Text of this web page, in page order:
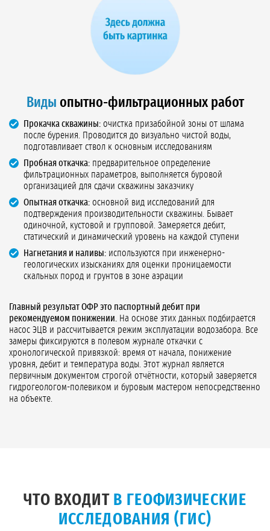
Виды опытно-фильтрационных работ
Прокачка скважины: очистка призабойной зоны от шлама
после бурения. Проводится до визуально чистой воды,
подготавливает ствол к основным исследованиям
Пробная откачка: предварительное определение
фильтрационных параметров, выполняется буровой
организацией для сдачи скважины заказчику
Опытная откачка: основной вид исследований для
подтверждения производительности скважины. Бывает
одиночной, кустовой и групповой. Замеряется дебит,
статический и динамический уровень на каждой ступени
Нагнетания и наливы: используются при инженерно-
геологических изысканиях для оценки проницаемости
скальных пород и грунтов в зоне аэрации
Главный результат ОФР это паспортный дебит при
рекомендуемом понижении.
На основе этих данных подбирается
насос ЭЦВ и рассчитывается режим эксплуатации водозабора. Все
замеры фиксируются в полевом журнале откачки с
хронологической привязкой: время от начала, понижение
уровня, дебит и температура воды. Этот журнал является
первичным документом строгой отчётности, который заверяется
гидрогеологом-полевиком и буровым мастером непосредственно
на объекте.
ЧТО ВХОДИТ В ГЕОФИЗИЧЕСКИЕ
ИССЛЕДОВАНИЯ (ГИС)